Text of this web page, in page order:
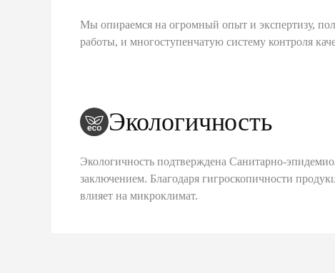
Мы опираемся на огромный опыт и экспертизу,
работы, и многоступенчатую систему контроля
Экологичность
Экологичность подтверждена Санитарно-
заключением. Благодаря гигроскопичности
влияет на микроклимат.